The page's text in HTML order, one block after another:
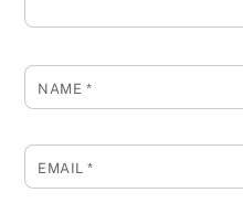
NAME *
EMAIL*